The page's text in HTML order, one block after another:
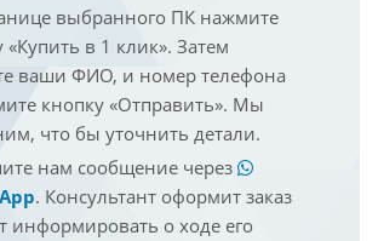
выбранного ПК нажмите
«Купить в 1 клик». Затем
ваши ФИО, и номер телефона
кнопку «Отправить». Мы
что бы уточнить детали.
нам сообщение через
. Консультант оформит заказ
информировать о ходе его